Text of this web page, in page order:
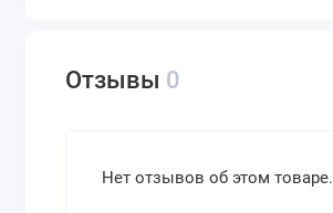
Отзывы 0
Нет отзывов об этом товаре.